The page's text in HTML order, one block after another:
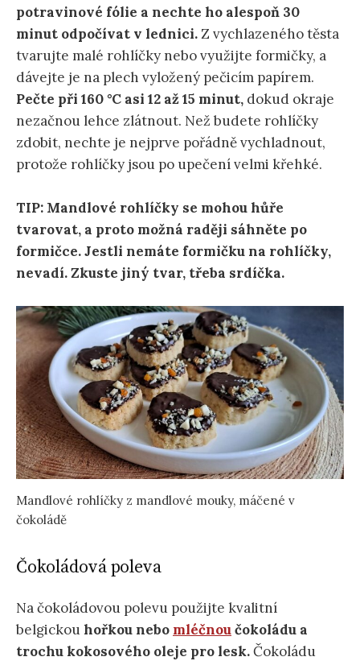
potravinové fólie a nechte ho alespoň 30
minut odpočívat v lednici.Z vychlazeného těsta
tvarujte malé rohlíčky nebo využijte formičky, a
dávejte je na plech vyložený pečicím papírem.
Pečte při 160 °C asi 12 až 15 minut, dokud okraje
nezačnou lehce zlátnout. Než budete rohlíčky
zdobit, nechte je nejprve pořádně vychladnout,
protože rohlíčky jsou po upečení velmi křehké.
TIP: Mandlové rohlíčky se mohou hůře
tvarovat, a proto možná raději sáhněte po
formičce. Jestli nemáte formičku na rohlíčky,
nevadí. Zkuste jiný tvar, třeba srdíčka.
Mandlové rohlíčky z mandlové mouky, máčené v
čokoládě
Čokoládová poleva
Na čokoládovou polevu použijte kvalitní
belgickou hořkou nebo mléčnoučokoládu a
trochu kokosového oleje pro lesk.Čokoládu